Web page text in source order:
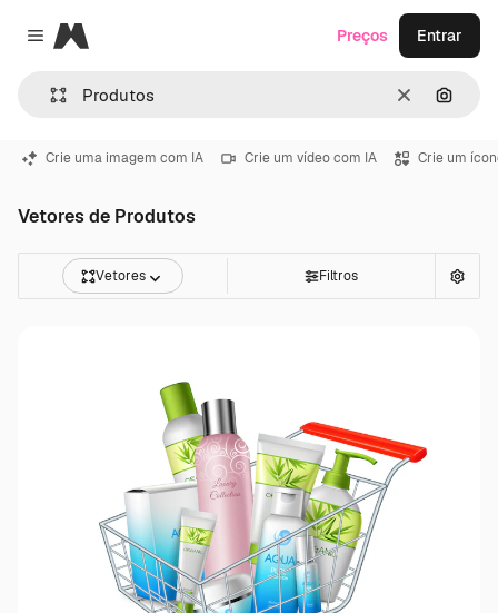
Close menu
Magnific
Limpar
Preços Entrar
Crie uma imagem com IA Crie um vídeo com IA Crie um
Vetores de Produtos
Vetores Filtros